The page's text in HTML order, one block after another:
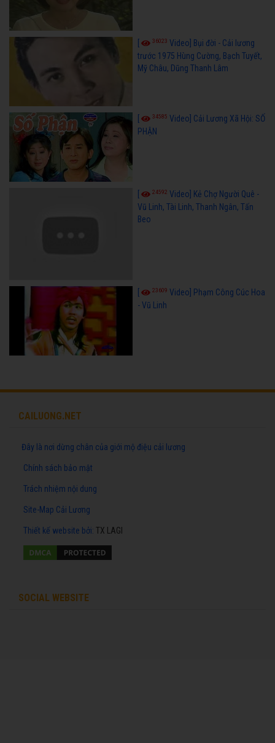
36023 Video] Bụi đời - Cải lương
trước 1975 Hùng Cường, Bạch Tuyết,
Mỹ Châu, Dũng Thanh Lâm
34585 Video] Cải Lương Xã Hội: SỐ
PHẬN
24592 Video] Kẻ Chợ Người Quê -
Vũ Linh, Tài Linh, Thanh Ngân, Tấn
Beo
23609 Video] Phạm Công Cúc Hoa
- Vũ Linh
CAILUONG.NET
Đây là nơi dừng chân của giới mộ điệu cải lương
Chính sách bảo mật
Trách nhiệm nội dung
Site-Map Cải Lương
Thiết kế website bởi: TX LAGI
SOCIAL WEBSITE